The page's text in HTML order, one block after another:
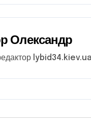
Олександр